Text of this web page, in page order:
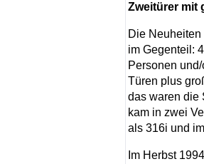
Zweitürer mit
Die
im Gegenteil:
Personen
Türen plus
das waren die
kam in zwei
als 316i und
Im Herbst